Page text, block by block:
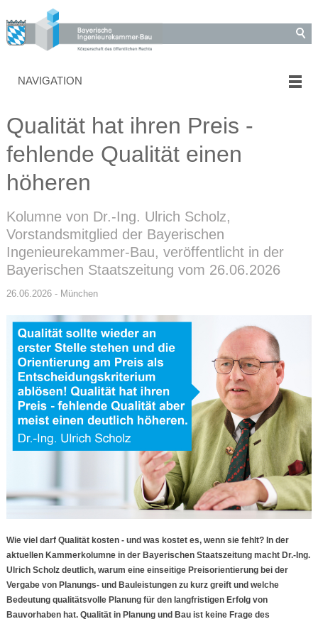
NAVIGATION
Qualität hat ihren Preis -
fehlende Qualität einen
höheren
Kolumne von Dr.-Ing. Ulrich Scholz,
Vorstandsmitglied der Bayerischen
Ingenieurekammer-Bau, veröffentlicht in der
Bayerischen Staatszeitung vom 26.06.2026
26.06.2026 - München
Wie viel darf Qualität kosten - und was kostet es, wenn sie fehlt? In der
aktuellen Kammerkolumne in der Bayerischen Staatszeitung macht Dr.-Ing.
Ulrich Scholz deutlich, warum eine einseitige Preisorientierung bei der
Vergabe von Planungs- und Bauleistungen zu kurz greift und welche
Bedeutung qualitätsvolle Planung für den langfristigen Erfolg von
Bauvorhaben hat. Qualität in Planung und Bau ist keine Frage des